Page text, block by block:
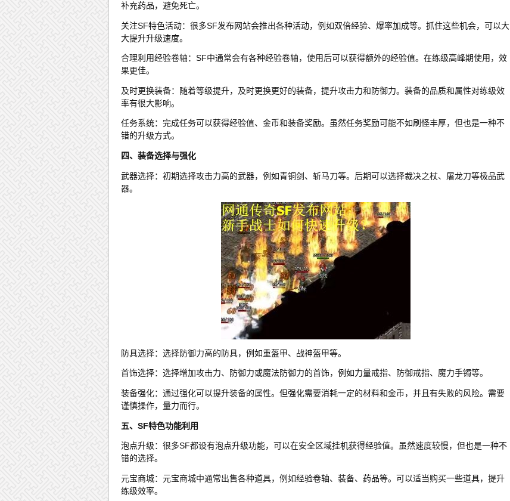
补充药品，避免死亡。
关注SF特色活动：很多SF发布网站会推出各种活动，例如双倍经验、爆率加成等。抓住这些机会，可以大
大提升升级速度。
合理利用经验卷轴：SF中通常会有各种经验卷轴，使用后可以获得额外的经验值。在练级高峰期使用，效
果更佳。
及时更换装备：随着等级提升，及时更换更好的装备，提升攻击力和防御力。装备的品质和属性对练级效
率有很大影响。
任务系统：完成任务可以获得经验值、金币和装备奖励。虽然任务奖励可能不如刷怪丰厚，但也是一种不
错的升级方式。
四、装备选择与强化
武器选择：初期选择攻击力高的武器，例如青铜剑、斩马刀等。后期可以选择裁决之杖、屠龙刀等极品武
器。
防具选择：选择防御力高的防具，例如重盔甲、战神盔甲等。
首饰选择：选择增加攻击力、防御力或魔法防御力的首饰，例如力量戒指、防御戒指、魔力手镯等。
装备强化：通过强化可以提升装备的属性。但强化需要消耗一定的材料和金币，并且有失败的风险。需要
谨慎操作，量力而行。
五、SF特色功能利用
泡点升级：很多SF都设有泡点升级功能，可以在安全区域挂机获得经验值。虽然速度较慢，但也是一种不
错的选择。
元宝商城：元宝商城中通常出售各种道具，例如经验卷轴、装备、药品等。可以适当购买一些道具，提升
练级效率。